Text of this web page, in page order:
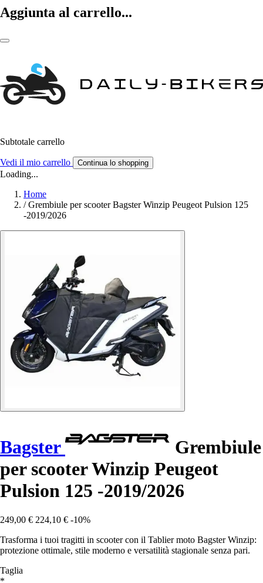
Aggiunta al carrello...
Subtotale carrello
Vedi il mio carrello Continua lo shopping
Loading...
Home
/ Grembiule per scooter Bagster Winzip Peugeot Pulsion 125
-2019/2026
Bagster
Grembiule
per scooter Winzip Peugeot
Pulsion 125 -2019/2026
249,00 € 224,10 € -10%
Trasforma i tuoi tragitti in scooter con il Tablier moto Bagster Winzip:
protezione ottimale, stile moderno e versatilità stagionale senza pari.
Taglia
*